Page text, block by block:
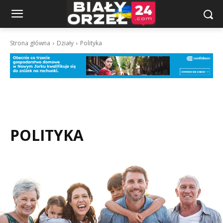
Strona główna Działy Polityka
POLITYKA